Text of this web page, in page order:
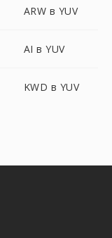
ARW в YUV
AI в YUV
KWD в YUV